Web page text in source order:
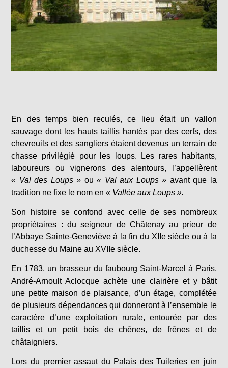
En des temps bien reculés, ce lieu était un vallon
sauvage dont les hauts taillis hantés par des cerfs, des
chevreuils et des sangliers étaient devenus un terrain de
chasse privilégié pour les loups. Les rares habitants,
laboureurs ou vignerons des alentours, l’appellèrent
« Val des Loups » ou« Val aux Loups » avant que la
tradition ne fixe le nom en« Vallée aux Loups ».
Son histoire se confond avec celle de ses nombreux
propriétaires : du seigneur de Châtenay au prieur de
l’Abbaye Sainte-Geneviève à la fin du XIIesiècle ou à la
duchesse du Maine au XVIIe siècle.
En 1783, un brasseur du faubourg Saint-Marcel à Paris,
André-Arnoult Aclocque achète une clairière et y bâtit
une petite maison de plaisance, d’un étage, complétée
de plusieurs dépendances qui donneront à l’ensemble le
caractère d’une exploitation rurale, entourée par des
taillis et un petit bois de chênes, de frênes et de
châtaigniers.
Lors du premier assaut du Palais des Tuileries en juin